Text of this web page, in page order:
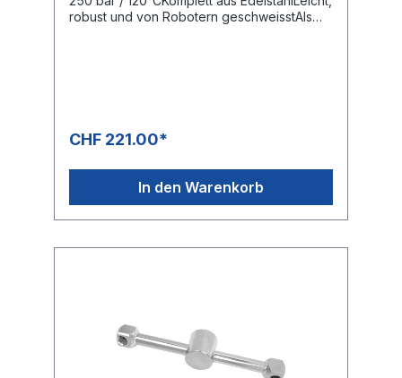
robust und von Robotern geschweisstAls
CHF 221.00*
In den Warenkorb